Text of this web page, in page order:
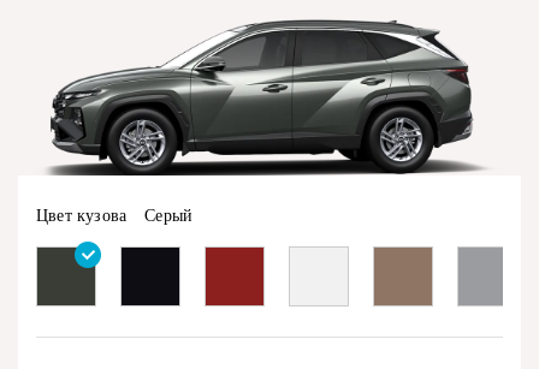
Цвет кузова Серый